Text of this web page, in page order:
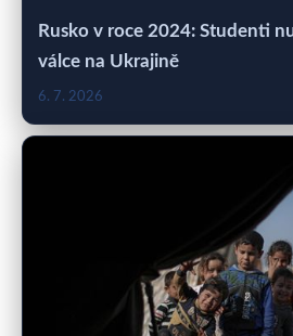
Rusko v roce 2024: Studenti
válce na Ukrajině
6. 7. 2026